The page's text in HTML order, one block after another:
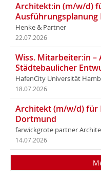
Architekt:in (m/w/d)
Ausführungsplanung
Henke & Partner
22.07.2026
Wiss. Mitarbeiter:in
Städtebaulicher
HafenCity Universität
18.07.2026
Architekt (m/w/d) für
Dortmund
farwickgrote partner
14.07.2026